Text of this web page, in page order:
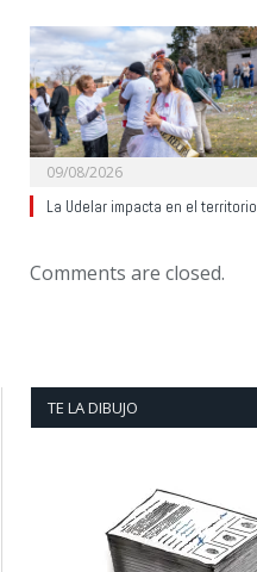
09/08/2026
La Udelar impacta en el territorio
Comments are closed.
TE LA DIBUJO